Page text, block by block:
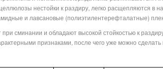
нестойки к раздиру, легко расщепляются
и лавсановые (полиэтилентерефталатные)
сминании и обладают высокой стойкостью к
признаками, после чего уже можно